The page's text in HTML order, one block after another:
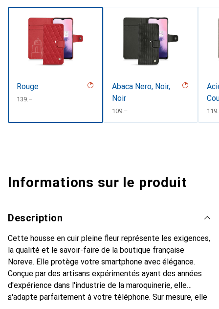
Rouge
CHF
139.–
Abaca Nero, Noir,
Noir
CHF
109.– CHF
Informations sur le produit
Description
Cette housse en cuir pleine fleur représente les exigences,
la qualité et le savoir-faire de la boutique française
Noreve. Elle protège votre smartphone avec élégance.
Conçue par des artisans expérimentés ayant des années
d'expérience dans l'industrie de la maroquinerie, elle
s'adapte parfaitement à votre téléphone. Sur mesure, elle